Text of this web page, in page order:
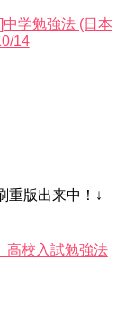
学勉強法 (日本
14
重版出来中！↓
高校入試勉強法